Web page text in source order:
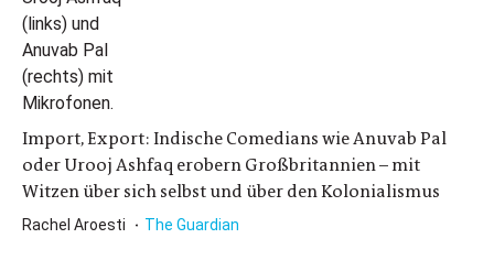
Import, Export: Indische Comedians wie Anuvab Pal
oder Urooj Ashfaq erobern Großbritannien – mit
Witzen über sich selbst und über den Kolonialismus
Rachel Aroesti The Guardian